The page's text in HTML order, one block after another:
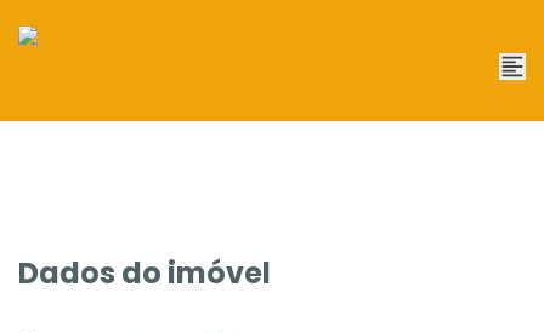
Dados do imóvel